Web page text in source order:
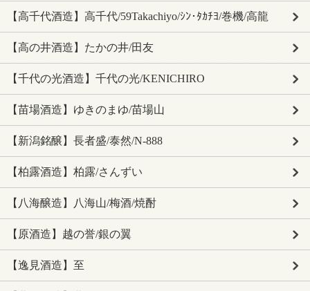
【高千代酒造】高千代/59Takachiyo/ｼﾝ･ﾀｶﾁﾖ/巻機/高龍
【高の井酒造】たかの井/田友
【千代の光酒造】千代の光/KENICHIRO
【苗場酒造】ゆきのまゆ/苗場山
【新潟銘醸】長者盛/泰然/N-888
【柏露酒造】柏露/さんずい
【八海醸造】八海山/梅酒/焼酎
【原酒造】越の誉/銀の翼
【逸見酒造】至